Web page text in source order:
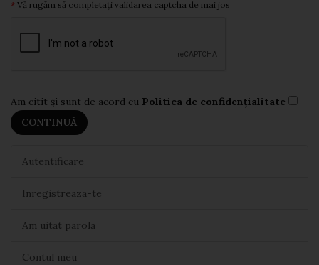
Vă rugăm să completați validarea captcha de mai jos
Am citit şi sunt de acord cu Politica de confidențialitate
Autentificare
Inregistreaza-te
Am uitat parola
Contul meu